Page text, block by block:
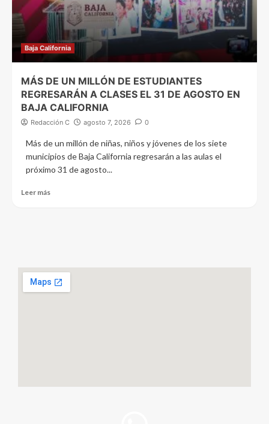
Baja California
MÁS DE UN MILLÓN DE ESTUDIANTES
REGRESARÁN A CLASES EL 31 DE AGOSTO EN
BAJA CALIFORNIA
Redacción C agosto 7, 2026 0
Más de un millón de niñas, niños y jóvenes de los siete
municipios de Baja California regresarán a las aulas el
próximo 31 de agosto...
Leer más